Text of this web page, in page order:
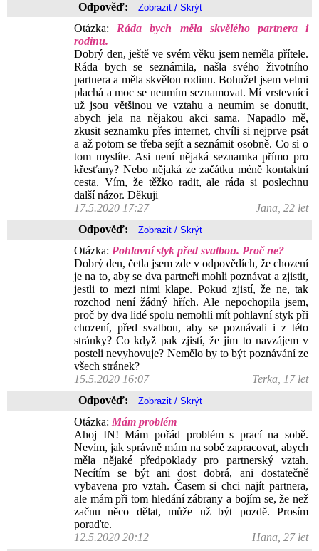
Odpověď:
Otázka: Ráda bych měla skvělého partnera i
rodinu.
Dobrý den, ještě ve svém věku jsem neměla přítele.
Ráda bych se seznámila, našla svého životního
partnera a měla skvělou rodinu. Bohužel jsem velmi
plachá a moc se neumím seznamovat. Mí vrstevníci
už jsou většinou ve vztahu a neumím se donutit,
abych jela na nějakou akci sama. Napadlo mě,
zkusit seznamku přes internet, chvíli si nejprve psát
a až potom se třeba sejít a seznámit osobně. Co si o
tom myslíte. Asi není nějaká seznamka přímo pro
křesťany? Nebo nějaká ze začátku méně kontaktní
cesta. Vím, že těžko radit, ale ráda si poslechnu
další názor. Děkuji
17.5.2020 17:27
Jana, 22 let
Odpověď:
Otázka: Pohlavní styk před svatbou. Proč ne?
Dobrý den, četla jsem zde v odpovědích, že chození
je na to, aby se dva partneři mohli poznávat a zjistit,
jestli to mezi nimi klape. Pokud zjistí, že ne, tak
rozchod není žádný hřích. Ale nepochopila jsem,
proč by dva lidé spolu nemohli mít pohlavní styk při
chození, před svatbou, aby se poznávali i z této
stránky? Co když pak zjistí, že jim to navzájem v
posteli nevyhovuje? Nemělo by to být poznávání ze
všech stránek?
15.5.2020 16:07
Terka, 17 let
Odpověď:
Otázka: Mám problém
Ahoj IN! Mám pořád problém s prací na sobě.
Nevím, jak správně mám na sobě zapracovat, abych
měla nějaké předpoklady pro partnerský vztah.
Necítím se být ani dost dobrá, ani dostatečně
vybavena pro vztah. Časem si chci najít partnera,
ale mám při tom hledání zábrany a bojím se, že než
začnu něco dělat, může už být pozdě. Prosím
poraďte.
12.5.2020 20:12
Hana, 27 let